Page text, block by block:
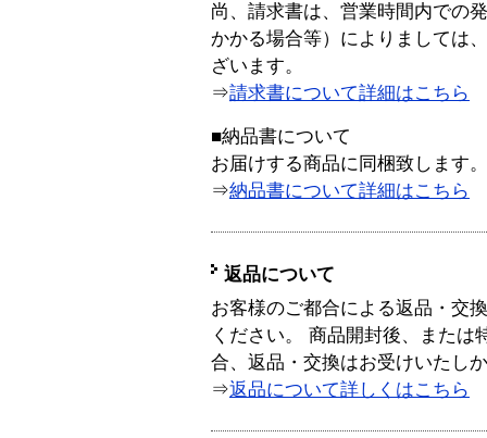
尚、請求書は、営業時間内での
かかる場合等）によりましては
ざいます。
⇒請求書について詳細はこちら
■納品書について
お届けする商品に同梱致します。
⇒納品書について詳細はこちら
返品について
お客様のご都合による返品・交
ください。 商品開封後、または
合、返品・交換はお受けいたし
⇒返品について詳しくはこちら